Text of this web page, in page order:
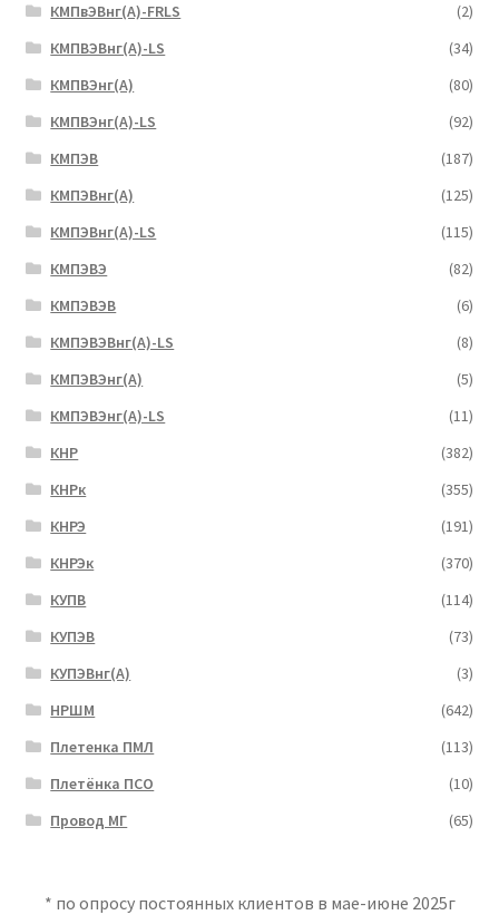
КМПвЭВнг(А)-FRLS
(2)
КМПВЭВнг(А)-LS
(34)
КМПВЭнг(А)
(80)
КМПВЭнг(А)-LS
(92)
КМПЭВ
(187)
КМПЭВнг(А)
(125)
КМПЭВнг(А)-LS
(115)
КМПЭВЭ
(82)
КМПЭВЭВ
(6)
КМПЭВЭВнг(А)-LS
(8)
КМПЭВЭнг(А)
(5)
КМПЭВЭнг(А)-LS
(11)
КНР
(382)
КНРк
(355)
КНРЭ
(191)
КНРЭк
(370)
КУПВ
(114)
КУПЭВ
(73)
КУПЭВнг(А)
(3)
НРШМ
(642)
Плетенка ПМЛ
(113)
Плетёнка ПСО
(10)
Провод МГ
(65)
* по опросу постоянных клиентов в мае-июне 2025г